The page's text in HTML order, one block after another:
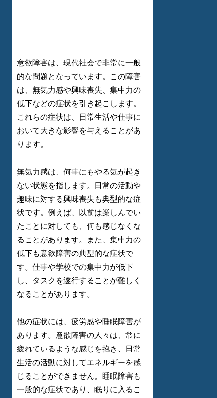
意欲障害は、現代社会で非常に一般
的な問題となっています。この障害
は、無気力感や興味喪失、集中力の
低下などの症状を引き起こします。
これらの症状は、日常生活や仕事に
おいて大きな影響を与えることがあ
ります。
無気力感は、何事にもやる気が起き
ない状態を指します。日常の活動や
趣味に対する興味喪失も典型的な症
状です。例えば、以前は楽しんでい
たことに対しても、何も感じなくな
ることがあります。また、集中力の
低下も意欲障害の典型的な症状で
す。仕事や学校での集中力が低下
し、タスクを遂行することが難しく
なることがあります。
他の症状には、疲労感や睡眠障害が
あります。意欲障害の人々は、常に
疲れているような感じを抱き、日常
生活の活動に対してエネルギーを感
じることができません。睡眠障害も
一般的な症状であり、眠りに入るこ